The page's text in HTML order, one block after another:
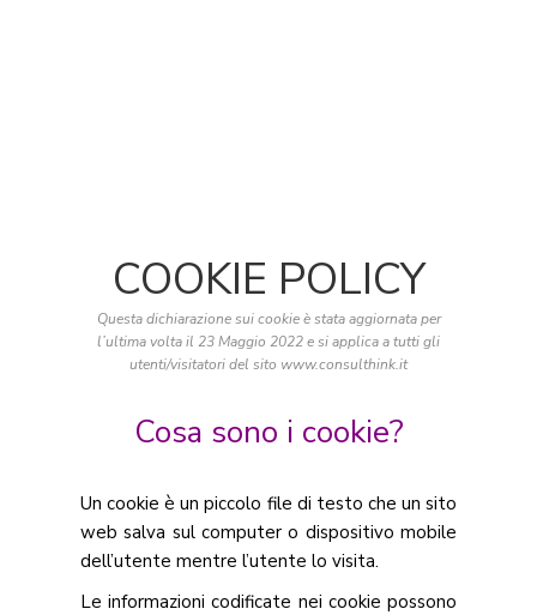
COOKIE POLICY
Questa dichiarazione sui cookie è stata aggiornata per
l’ultima volta il 23 Maggio 2022 e si applica a tutti gli
utenti/visitatori del sito www.consulthink.it
Cosa sono i cookie?
Un cookie è un piccolo file di testo che un sito
web salva sul computer o dispositivo mobile
dell’utente mentre l’utente lo visita.
Le informazioni codificate nei cookie possono